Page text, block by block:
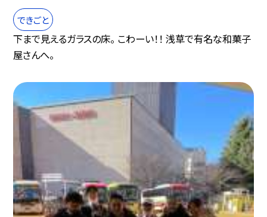
できごと
下まで見えるガラスの床。 こわーい！！ 浅草で有名な和菓子
屋さんへ。